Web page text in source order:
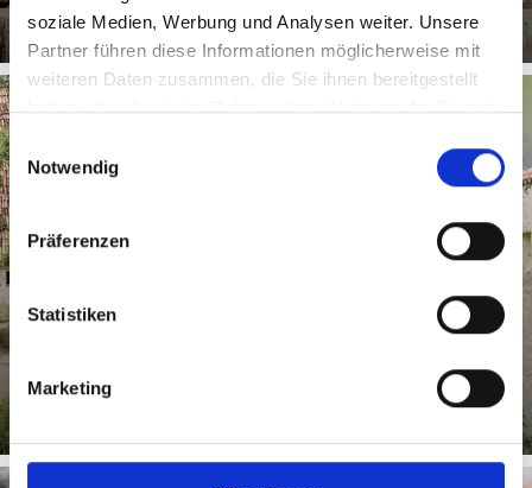
soziale Medien, Werbung und Analysen weiter. Unsere
Partner führen diese Informationen möglicherweise mit
weiteren Daten zusammen, die Sie ihnen bereitgestellt
haben oder die sie im Rahmen Ihrer Nutzung der Dienste
Einwilligungsauswahl
Notwendig
Präferenzen
Statistiken
Marketing
GLURNS
...